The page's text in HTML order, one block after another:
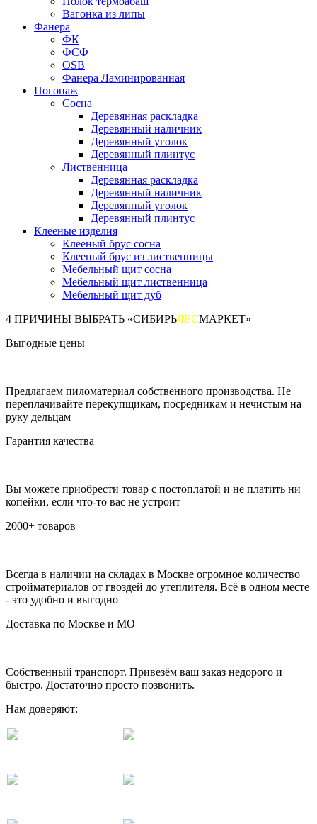
Вагонка из липы
Фанера
ФК
ФСФ
OSB
Фанера Ламинированная
Погонаж
Сосна
Деревянная раскладка
Деревянный наличник
Деревянный уголок
Деревянный плинтус
Лиственница
Деревянная раскладка
Деревянный наличник
Деревянный уголок
Деревянный плинтус
Клееные изделия
Клееный брус сосна
Клееный брус из лиственницы
Мебельный щит сосна
Мебельный щит лиственница
Мебельный щит дуб
4 ПРИЧИНЫ ВЫБРАТЬ «СИБИРЬЛЕСМАРКЕТ»
Выгодные цены
Предлагаем пиломатериал собственного производства. Не
переплачивайте перекупщикам, посредникам и нечистым на
руку дельцам
Гарантия качества
Вы можете приобрести товар с постоплатой и не платить ни
копейки, если что-то вас не устроит
2000+ товаров
Всегда в наличии на складах в Москве огромное количество
стройматериалов от гвоздей до утеплителя. Всё в одном месте
- это удобно и выгодно
Доставка по Москве и МО
Собственный транспорт. Привезём ваш заказ недорого и
быстро. Достаточно просто позвонить.
Нам доверяют: